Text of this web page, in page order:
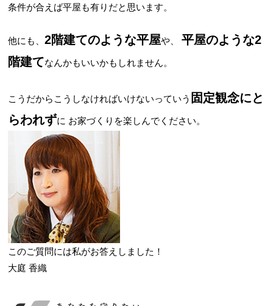
条件が合えば平屋も有りだと思います。
他にも、2階建てのような平屋や、
平屋のような2
階建てなんかもいいかもしれません。
こうだからこうしなければいけないっていう 固定観念にと
らわれずに お家づくりを楽しんでください。
このご質問には私がお答えしました！
大庭 香織